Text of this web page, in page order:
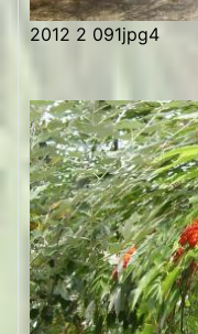
2012 2 091jpg4